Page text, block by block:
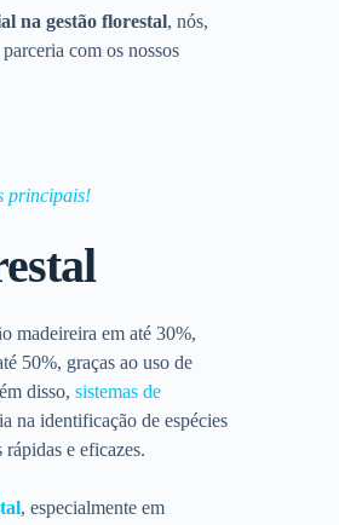
na gestão florestal, nós,
com os nossos
principais!
madeireira em até 30%,
50%, graças ao uso de
disso, sistemas de
na identificação de espécies
e eficazes.
, especialmente em